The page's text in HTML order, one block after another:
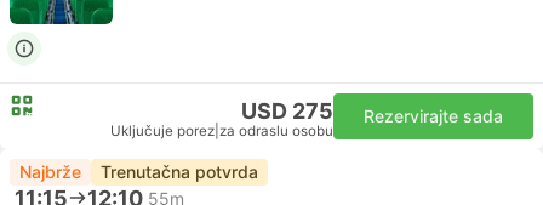
USD 275
Uključuje porez za odraslu osobu
Rezervirajte sada
Najbrže Trenutačna potvrda
11:15 12:10 55m